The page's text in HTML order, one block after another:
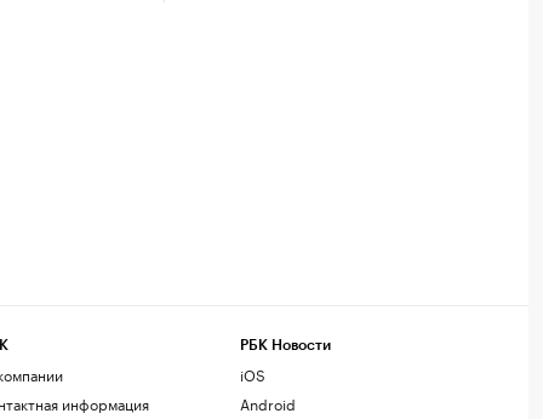
информация
РБК Новости
iOS
Android